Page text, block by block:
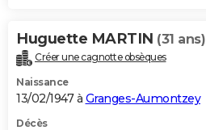
Huguette MARTIN (31 ans)
Créer une cagnotte obsèques
Naissance
13/02/1947 à Granges-Aumontzey
Décès